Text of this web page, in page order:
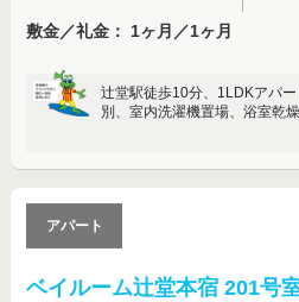
敷金／礼金： 1ヶ月／1ヶ月
辻堂駅徒歩10分、1LDKアパ
別、室内洗濯機置場、浴室乾
ベイルーム辻堂本宿 201号
アパート